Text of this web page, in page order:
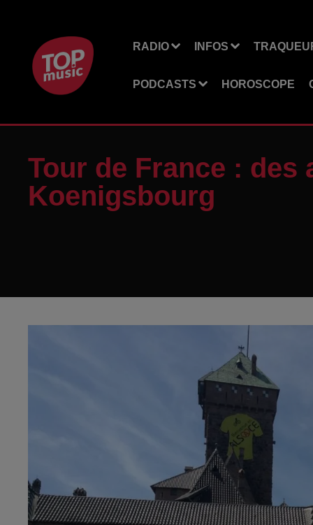
RADIO INFOS
PODCASTS HOROSCOPE
Tour de France : des
Koenigsbourg